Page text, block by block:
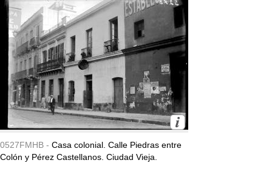
0527FMHB - Casa colonial. Calle Piedras entre
Colón y Pérez Castellanos. Ciudad Vieja.